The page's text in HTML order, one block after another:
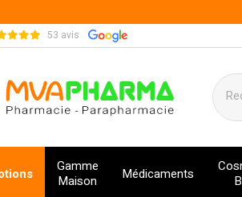
53 avis
Votre pharmacie en ligne à votre
Gamme
Maison
Médicaments